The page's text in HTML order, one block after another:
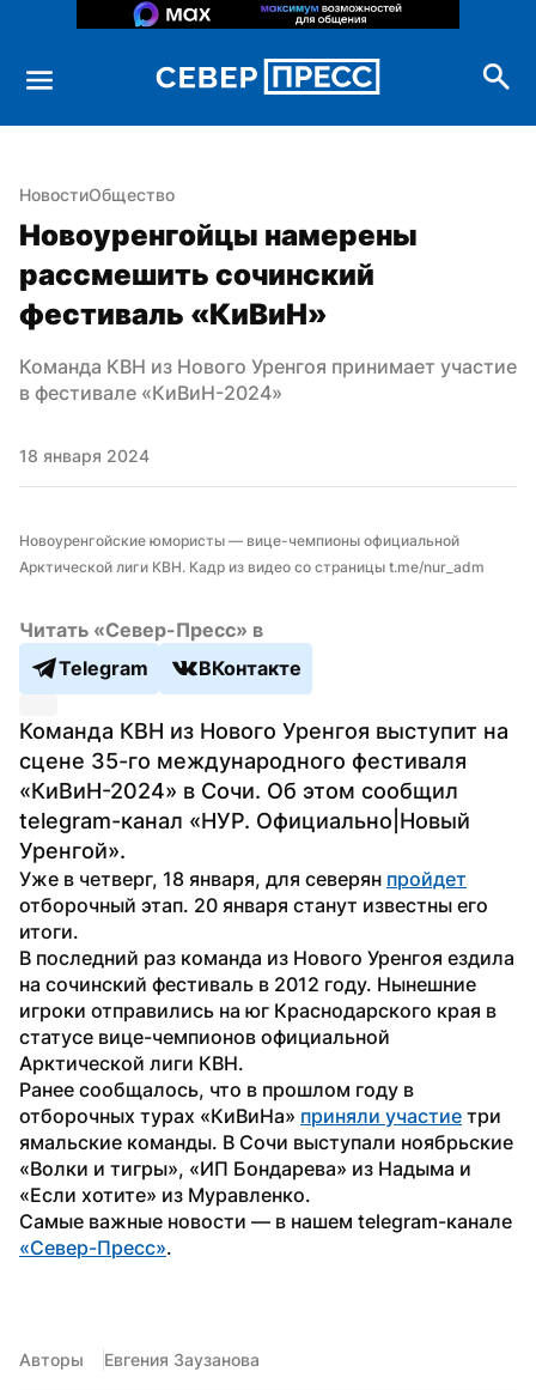
НовостиОбщество
Новоуренгойцы намерены
рассмешить сочинский
фестиваль «КиВиН»
Команда КВН из Нового Уренгоя принимает участие
в фестивале «КиВиН-2024»
18 января 2024
Новоуренгойские юмористы — вице-чемпионы официальной
Арктической лиги КВН. Кадр из видео со страницы t.me/nur_adm
Читать «Север-Пресс» в
Telegram
ВКонтакте
Команда КВН из Нового Уренгоя выступит на
сцене 35-го международного фестиваля
«КиВиН-2024» в Сочи. Об этом сообщил
telegram-канал «НУР. Официально|Новый
Уренгой».
Уже в четверг, 18 января, для северян пройдет
отборочный этап. 20 января станут известны его
итоги.
В последний раз команда из Нового Уренгоя ездила
на сочинский фестиваль в 2012 году. Нынешние
игроки отправились на юг Краснодарского края в
статусе вице-чемпионов официальной
Арктической лиги КВН.
Ранее сообщалось, что в прошлом году в
отборочных турах «КиВиНа» приняли участие три
ямальские команды. В Сочи выступали ноябрьские
«Волки и тигры», «ИП Бондарева» из Надыма и
«Если хотите» из Муравленко.
«Север-Пресс».
Авторы Евгения Заузанова